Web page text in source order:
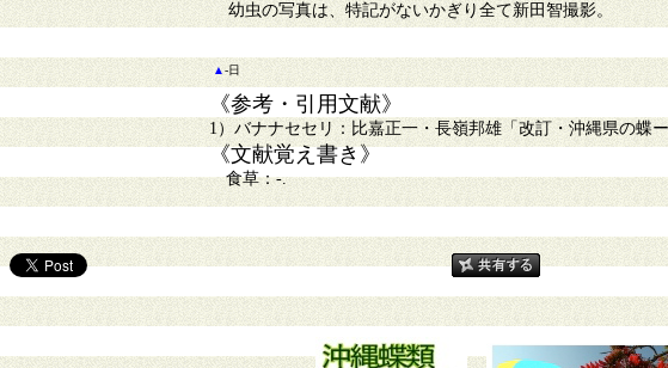
幼虫の写真は、特記がないかぎり全て新田智撮影。
▲-日
《参考・引用文献》
1）バナナセセリ：比嘉正一・長嶺邦雄「改訂・沖縄県の蝶
《文献覚え書き》
食草：-.